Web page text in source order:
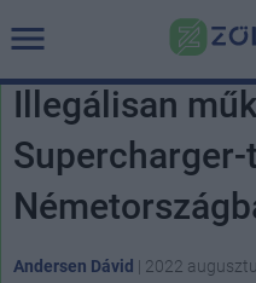
Illegálisan
Andersen Dávid | 2022